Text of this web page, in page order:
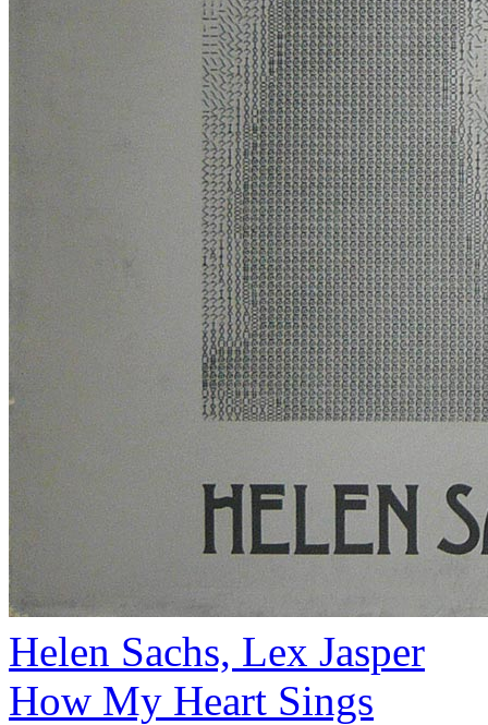
Helen Sachs, Lex Jasper
How My Heart Sings